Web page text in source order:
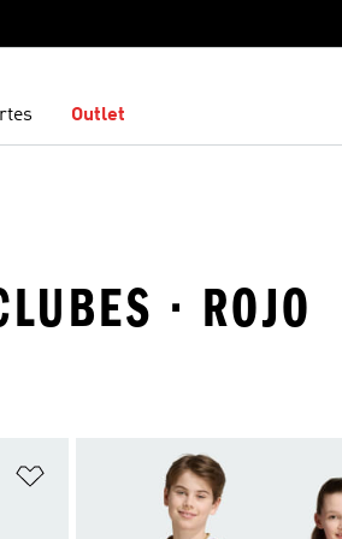
Outlet
· ROJO
Añadir a la lista de deseos